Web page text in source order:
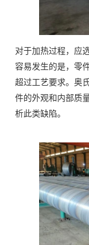
对于加热过程，应
容易发生的是，零
超过工艺要求。奥
件的外观和内部质
析此类缺陷。